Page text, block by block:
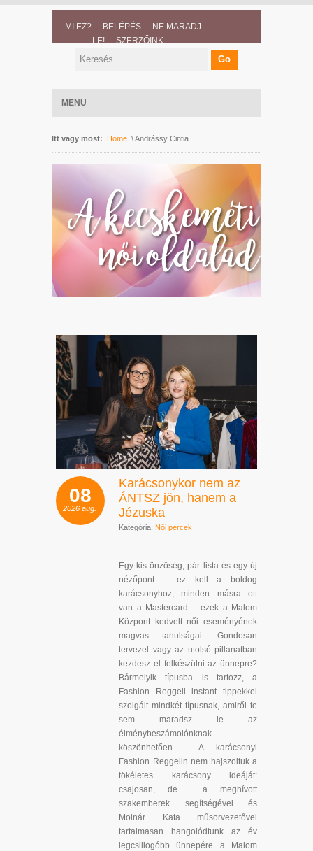
MI EZ? BELÉPÉS
NE MARADJ
LE!
SZERZŐINK
MENU
Itt vagy most: Home \ Andrássy Cintia
08
2026 aug.
Karácsonykor nem az
ÁNTSZ jön, hanem a
Jézuska
Kategória: Női percek
Egy kis önzőség, pár lista és egy új
nézőpont – ez kell a boldog
karácsonyhoz, minden másra ott
van a Mastercard – ezek a Malom
Központ kedvelt női eseményének
magvas tanulságai. Gondosan
tervezel vagy az utolsó pillanatban
kezdesz el felkészülni az ünnepre?
Bármelyik típusba is tartozz, a
Fashion Reggeli instant tippekkel
szolgált mindkét típusnak, amiről te
sem maradsz le az
élménybeszámolónknak
köszönhetően. A karácsonyi
Fashion Reggelin nem hajszoltuk a
tökéletes karácsony ideáját:
csajosan, de a meghívott
szakemberek segítségével és
Molnár Kata műsorvezetővel
tartalmasan hangolódtunk az év
legcsillogóbb ünnepére a Malom